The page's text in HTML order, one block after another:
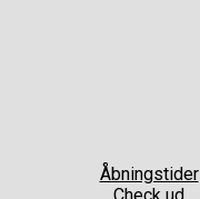
Åbningstider